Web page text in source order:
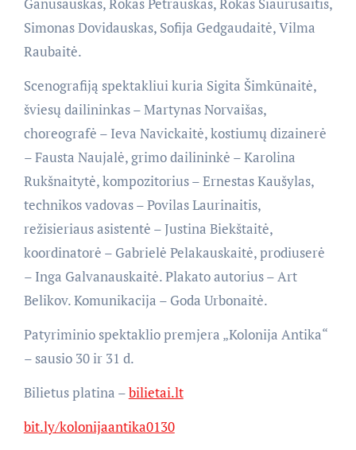
Simonas Dovidauskas, Sofija Gedgaudaitė, Vilma
Raubaitė.
Scenografiją spektakliui kuria Sigita Šimkūnaitė,
šviesų dailininkas – Martynas Norvaišas,
choreografė – Ieva Navickaitė, kostiumų dizainerė
– Fausta Naujalė, grimo dailininkė – Karolina
Rukšnaitytė, kompozitorius – Ernestas Kaušylas,
technikos vadovas – Povilas Laurinaitis,
režisieriaus asistentė – Justina Biekštaitė,
koordinatorė – Gabrielė Pelakauskaitė, prodiuserė
– Inga Galvanauskaitė. Plakato autorius – Art
Belikov. Komunikacija – Goda Urbonaitė.
Patyriminio spektaklio premjera „Kolonija Antika“
– sausio 30 ir 31 d.
Bilietus platina –bilietai.lt
bit.ly/kolonijaantika0130